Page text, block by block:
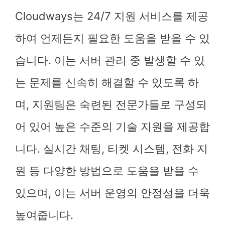
Cloudways는 24/7 지원 서비스를 제공
하여 언제든지 필요한 도움을 받을 수 있
습니다. 이는 서버 관리 중 발생할 수 있
는 문제를 신속히 해결할 수 있도록 하
며, 지원팀은 숙련된 전문가들로 구성되
어 있어 높은 수준의 기술 지원을 제공합
니다. 실시간 채팅, 티켓 시스템, 전화 지
원 등 다양한 방법으로 도움을 받을 수
있으며, 이는 서버 운영의 안정성을 더욱
높여줍니다.